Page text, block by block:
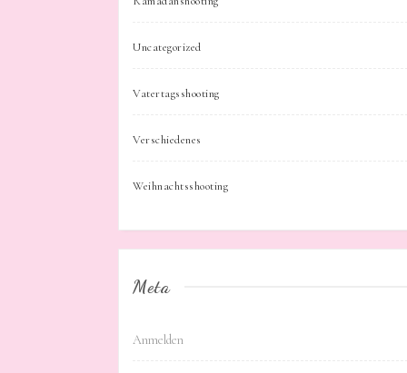
Uncategorized
Vatertagsshooting
Verschiedenes
Weihnachtsshooting
Meta
Anmelden